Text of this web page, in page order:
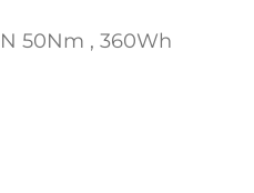
50Nm , 360Wh